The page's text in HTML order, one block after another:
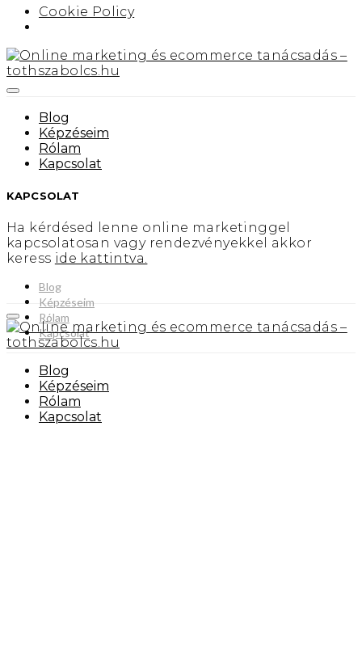
Cookie Policy
Blog
Képzéseim
Rólam
Kapcsolat
KAPCSOLAT
Ha kérdésed lenne online marketinggel
kapcsolatosan vagy rendezvényekkel akkor
keress ide kattintva.
Blog
Képzéseim
Rólam
Kapcsolat
Blog
Képzéseim
Rólam
Kapcsolat